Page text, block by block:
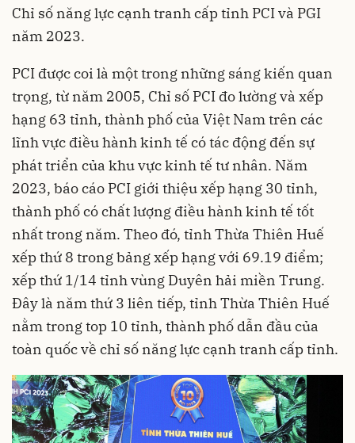
Chỉ số năng lực cạnh tranh cấp tỉnh PCI và PGI
năm 2023.
PCI được coi là một trong những sáng kiến quan
trọng, từ năm 2005, Chỉ số PCI đo lường và xếp
hạng 63 tỉnh, thành phố của Việt Nam trên các
lĩnh vực điều hành kinh tế có tác động đến sự
phát triển của khu vực kinh tế tư nhân. Năm
2023, báo cáo PCI giới thiệu xếp hạng 30 tỉnh,
thành phố có chất lượng điều hành kinh tế tốt
nhất trong năm. Theo đó, tỉnh Thừa Thiên Huế
xếp thứ 8 trong bảng xếp hạng với 69.19 điểm;
xếp thứ 1/14 tỉnh vùng Duyên hải miền Trung.
Đây là năm thứ 3 liên tiếp, tỉnh Thừa Thiên Huế
nằm trong top 10 tỉnh, thành phố dẫn đầu của
toàn quốc về chỉ số năng lực cạnh tranh cấp tỉnh.